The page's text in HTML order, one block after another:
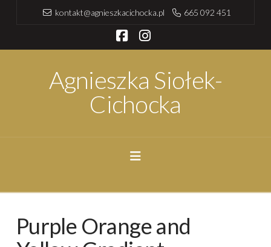
kontakt@agnieszkacichocka.pl 665 092 451
Facebook
Instagram
Agnieszka Siołek-
Cichocka
Navigation
Purple Orange and